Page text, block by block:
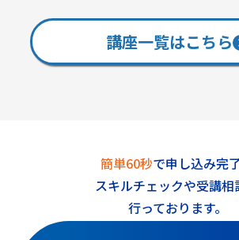
講座一覧はこちら
簡単60秒で申し込み完
スキルチェックや受講相
行っております。